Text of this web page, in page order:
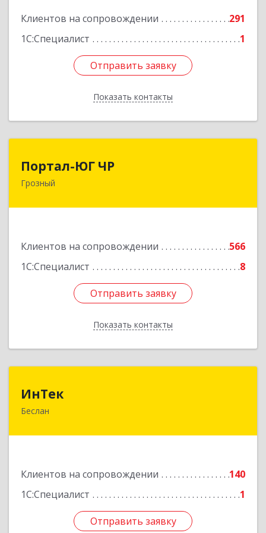
Клиентов на сопровождении
291
1С:Специалист
1
Отправить заявку
Показать контакты
Подробнее
Отправить заявку
Назад
Портал-ЮГ ЧР
Грозный
Клиентов на сопровождении
566
1С:Специалист
8
Отправить заявку
Показать контакты
364906, Чеченская Респ, Грозный г, Путина пр-
Отправить заявку
Назад
ИнТек
Беслан
Клиентов на сопровождении
140
1С:Специалист
1
Отправить заявку
Подробнее
Отправить заявку